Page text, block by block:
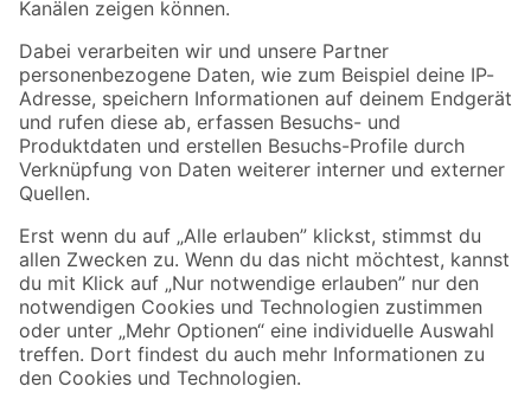
Folge uns
Zahlungsarten Versandarten
Sicher einkaufen
Jetzt die toom-App herunterladen